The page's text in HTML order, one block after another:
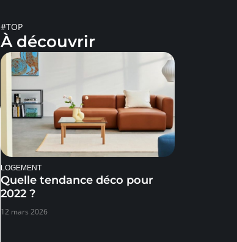
#TOP
À découvrir
LOGEMENT
Quelle tendance déco pour
2022 ?
12 mars 2026